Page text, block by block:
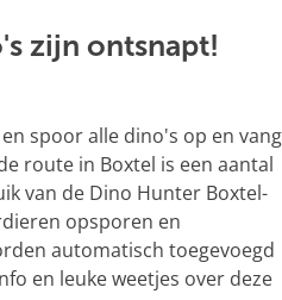
zijn ontsnapt!
spoor alle dino's op en vang
route in Boxtel is een aantal
van de Dino Hunter Boxtel-
opsporen en
automatisch toegevoegd
en leuke weetjes over deze